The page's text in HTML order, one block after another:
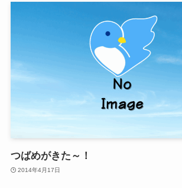
つばめがきた～！
2014年4月17日